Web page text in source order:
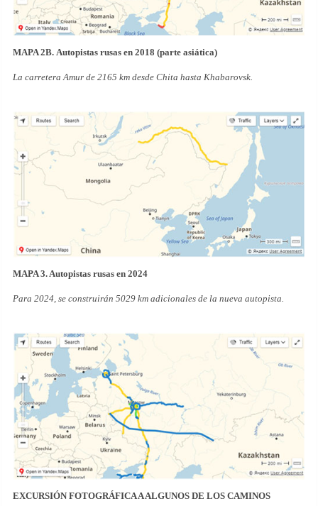
MAPA 2B. Autopistas rusas en 2018 (parte asiática)
La carretera Amur de 2165 km desde Chita hasta Khabarovsk.
MAPA 3. Autopistas rusas en 2024
Para 2024, se construirán 5029 km adicionales de la nueva autopista.
EXCURSIÓN FOTOGRÁFICA A ALGUNOS DE LOS CAMINOS